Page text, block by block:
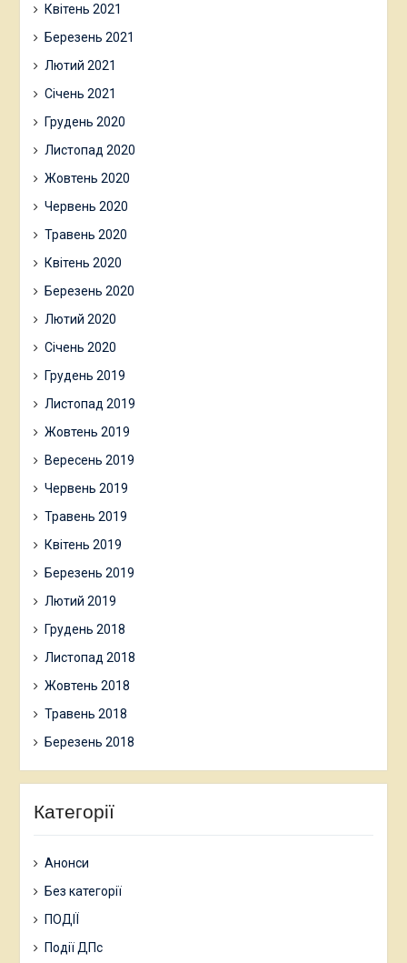
Квітень 2021
Березень 2021
Лютий 2021
Січень 2021
Грудень 2020
Листопад 2020
Жовтень 2020
Червень 2020
Травень 2020
Квітень 2020
Березень 2020
Лютий 2020
Січень 2020
Грудень 2019
Листопад 2019
Жовтень 2019
Вересень 2019
Червень 2019
Травень 2019
Квітень 2019
Березень 2019
Лютий 2019
Грудень 2018
Листопад 2018
Жовтень 2018
Травень 2018
Березень 2018
Категорії
Анонси
Без категорії
ПОДІЇ
Події ДПс